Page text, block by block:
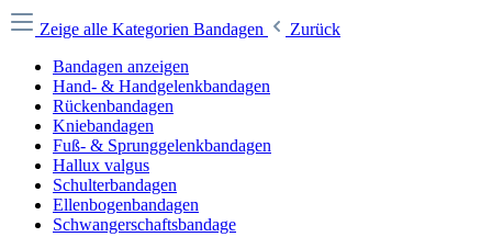
Zeige alle Kategorien Bandagen
Zurück
Bandagen anzeigen
Hand- & Handgelenkbandagen
Rückenbandagen
Kniebandagen
Fuß- & Sprunggelenkbandagen
Hallux valgus
Schulterbandagen
Ellenbogenbandagen
Schwangerschaftsbandage